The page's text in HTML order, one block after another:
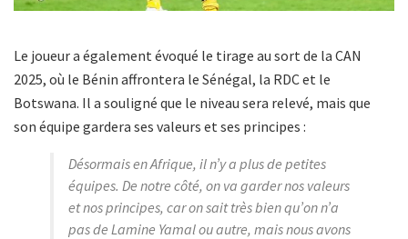
Le joueur a également évoqué le tirage au sort de la CAN
2025, où le Bénin affrontera le Sénégal, la RDC et le
Botswana. Il a souligné que le niveau sera relevé, mais que
son équipe gardera ses valeurs et ses principes :
Désormais en Afrique, il n’y a plus de petites
équipes. De notre côté, on va garder nos valeurs
et nos principes, car on sait très bien qu’on n’a
pas de Lamine Yamal ou autre, mais nous avons